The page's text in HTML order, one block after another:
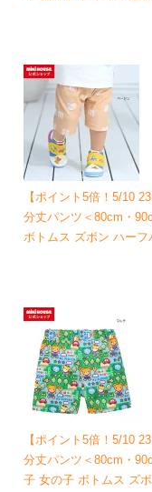
【ポイント5倍！5/10
分丈パンツ＜80cm・
ボトムス ズボン ハーフ
【ポイント5倍！5/10
分丈パンツ＜80cm・
子 女の子 ボトムス ズ